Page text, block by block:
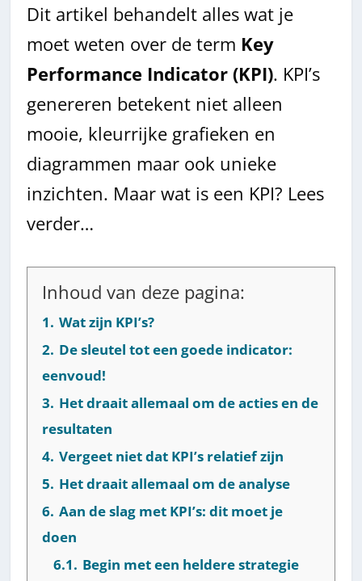
Dit artikel behandelt alles wat je
moet weten over de term Key
Performance Indicator (KPI). KPI’s
genereren betekent niet alleen
mooie, kleurrijke grafieken en
diagrammen maar ook unieke
inzichten. Maar wat is een KPI? Lees
verder…
Inhoud van deze pagina:
1. Wat zijn KPI’s?
2. De sleutel tot een goede indicator:
eenvoud!
3. Het draait allemaal om de acties en de
resultaten
4. Vergeet niet dat KPI’s relatief zijn
5. Het draait allemaal om de analyse
6. Aan de slag met KPI’s: dit moet je
doen
6.1. Begin met een heldere strategie